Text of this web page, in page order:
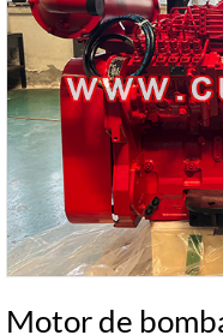
Motor de